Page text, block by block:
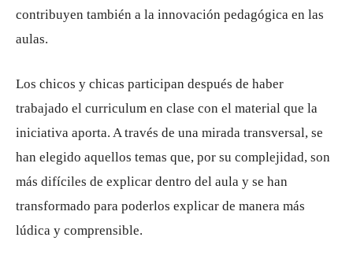
contribuyen también a la innovación pedagógica en las
aulas.
Los chicos y chicas participan después de haber
trabajado el curriculum en clase con el material que la
iniciativa aporta. A través de una mirada transversal, se
han elegido aquellos temas que, por su complejidad, son
más difíciles de explicar dentro del aula y se han
transformado para poderlos explicar de manera más
lúdica y comprensible.